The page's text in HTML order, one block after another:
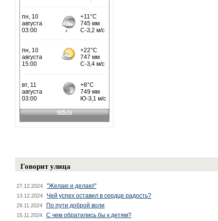
Говорит улица
27.12.2024 "Желаю и делаю!"
13.12.2024 Чей успех оставил в сердце радость?
29.11.2024 По пути доброй воли
15.11.2024 С чем обратились бы к детям?